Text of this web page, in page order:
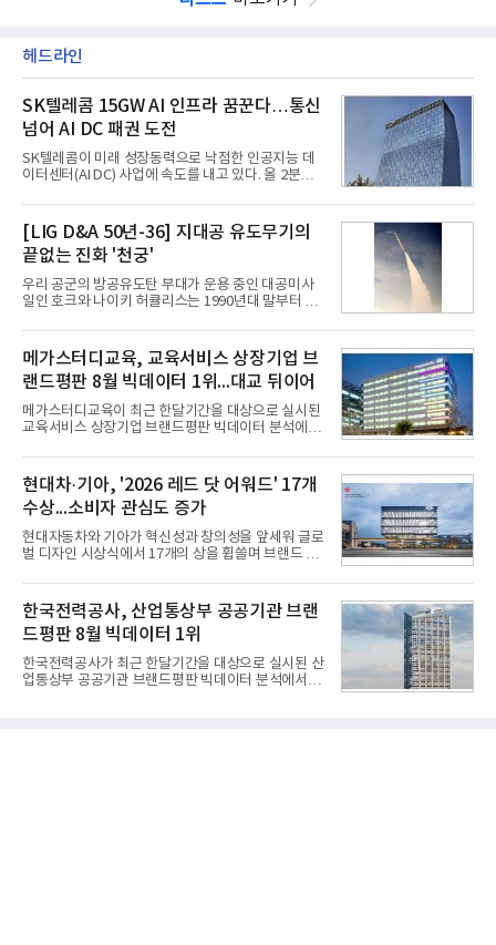
헤드라인
SK텔레콤 15GW AI 인프라 꿈꾼다…통신
넘어 AI DC 패권 도전
SK텔레콤이 미래 성장동력으로 낙점한 인공지능 데
이터센터(AI DC) 사업에 속도를 내고 있다. 올 2분기
는 2035년까지 총 15GW(기가와트) 규모의 AI DC를
구축하겠다는 대형 청사진을 제시하면서다. 이에 따
라 경쟁 구도 역시 이동통신사인 KT, LG유플러스를
넘어 네이버, 삼성SDS 등 IT 인프라 기업으로 확장되
고 있다.7일 SK텔레콤에 따르면 회사는 올해 2분기
연결 기준 매출 4조 3591억원, 영업이익 5660억원을
기록했다. 매출은 전년 동기 대비 0.5%, 영업이익은
따른 기저효과가 실
[LIG D&A 50년-36] 지대공 유도무기의
끝없는 진화 '천궁'
우리 공군의 방공유도탄 부대가 운용 중인 대공미사
일인 호크와 나이키 허큘리스는 1990년대 말부터 성
기존 미사일체계를 대체할 중고도 및 중거리 대공미
사일을 개발하기로 결정했다.처음 KM-SAM 사업으로
불린 이 사업의 명칭은 호크(Iron Hawk, 철매)를 대체
한다는 의미에서 ‘철매Ⅱ’ 로 정해졌다. 철매Ⅱ 개발
사업은 미사일체계 완성 후인 2011년 ‘천궁(天弓)’으
로 다시 장비명이 바뀌었다. 17개 업체와 관련 기관이
참여한 가운데 LIG 넥스원은 탐색 개발에서 체계개발
인 천궁
메가스터디교육, 교육서비스 상장기업 브
랜드평판 8월 빅데이터 1위...대교 뒤이어
메가스터디교육이 최근 한달기간을 대상으로 실시된
교육서비스 상장기업 브랜드평판 빅데이터 분석에서
일 한국기업평판연구소(소장 구창환)는 국내 교육서
비스 상장기업 브랜드를 대상으로 지난 7월 7일부터
8월 7일까지 수집된 소비자 빅데이터 10,074,233건
을 분석한 결과, 메가스터디교육이 브랜드평판지수
1,710,926을 기록하며 8월 1위에 올랐다고 밝혔다.
분석에 활용된 빅데이터는 지난 7월(9,491,206건) 대
비 6.14% 증가한 수치로, 교육서비스 상장기업 브랜
디교육, 대교, 디지
현대차·기아, '2026 레드 닷 어워드' 17개
수상...소비자 관심도 증가
현대자동차와 기아가 혁신성과 창의성을 앞세워 글로
벌 디자인 시상식에서 17개의 상을 휩쓸며 브랜드 경
레드 닷 어워드: 브랜드 & 커뮤니케이션 디자인 부문
(Red Dot Design Award: Brand &
Communication Design)'에서 최우수상 2개, 본상
15개를 수상했다고 7일 밝혔다.'레드 닷 어워드'는 독
일 iF, 미국 IDEA와 함께 세계 3대 디자인 시상식으로
손꼽히는 세계 최대 규모의 디자인 공모전이다. 독일
노르트라인 베스트팔렌 디자인센터(Design
한국전력공사, 산업통상부 공공기관 브랜
드평판 8월 빅데이터 1위
한국전력공사가 최근 한달기간을 대상으로 실시된 산
업통상부 공공기관 브랜드평판 빅데이터 분석에서 1